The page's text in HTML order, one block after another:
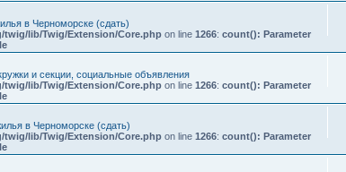
в Черноморске (сдать)
twig/lib/Twig/Extension/Core.php on line 1266: count(): Parameter
и секции, социальные объявления
twig/lib/Twig/Extension/Core.php on line 1266: count(): Parameter
в Черноморске (сдать)
twig/lib/Twig/Extension/Core.php on line 1266: count(): Parameter